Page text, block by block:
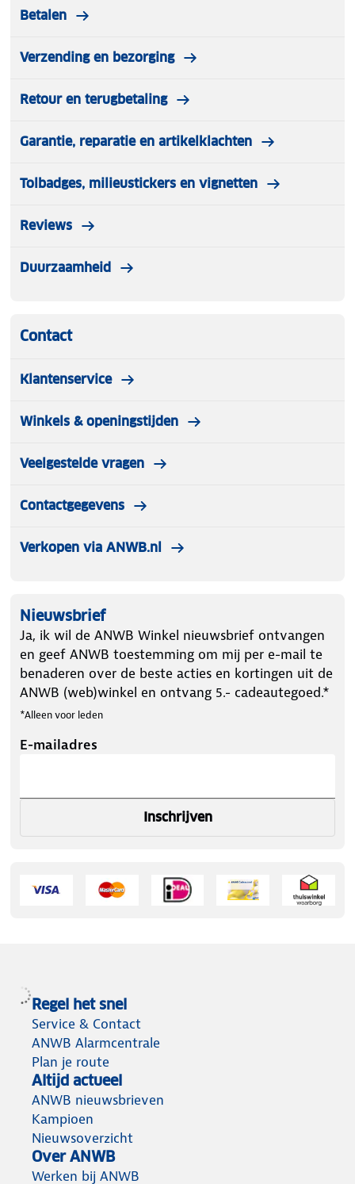
Betalen
Verzending en bezorging
Retour en terugbetaling
Garantie, reparatie en artikelklachten
Tolbadges, milieustickers en vignetten
Reviews
Duurzaamheid
Contact
Klantenservice
Winkels & openingstijden
Veelgestelde vragen
Contactgegevens
Verkopen via ANWB.nl
Nieuwsbrief
Ja, ik wil de ANWB Winkel nieuwsbrief ontvangen
en geef ANWB toestemming om mij per e-mail te
benaderen over de beste acties en kortingen uit de
ANWB (web)winkel en ontvang 5.- cadeautegoed.*
*Alleen voor leden
E-mailadres
Inschrijven
Regel het snel
Service & Contact
ANWB Alarmcentrale
Plan je route
Altijd actueel
ANWB nieuwsbrieven
Kampioen
Nieuwsoverzicht
Over ANWB
Werken bij ANWB